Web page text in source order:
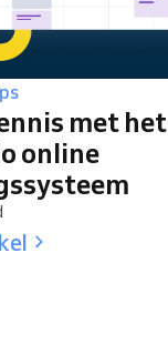
met het
online